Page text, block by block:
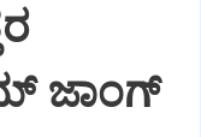
ಜಾಂಗ್‌